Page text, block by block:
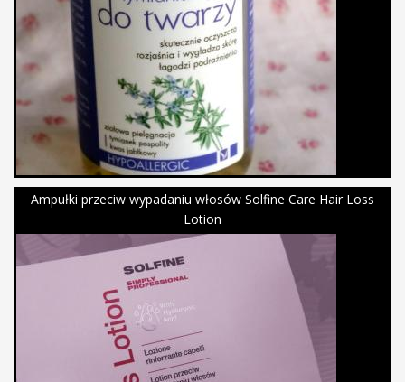
Ampułki przeciw wypadaniu włosów Solfine Care Hair Loss
Lotion